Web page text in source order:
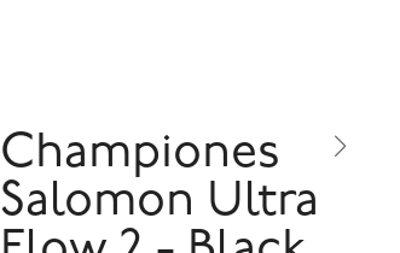
Championes
Salomon Ultra